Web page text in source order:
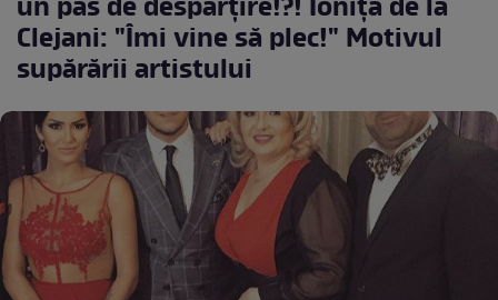
un pas de despărţire!?! Ioniţă de la
Clejani: "Îmi vine să plec!" Motivul
supărării artistului